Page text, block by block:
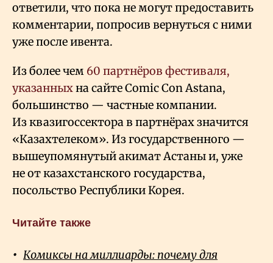
ответили, что пока не могут предоставить
комментарии, попросив вернуться с ними
уже после ивента.
Из более чем 60 партнёров фестиваля,
указанныхна сайте Comic Con Astana,
большинство — частные компании.
Из квазигоссектора в партнёрах значится
«Казахтелеком». Из государственного —
вышеупомянутый акимат Астаны и, уже
не от казахстанского государства,
посольство Республики Корея.
Читайте также
Комиксы на миллиарды: почему для